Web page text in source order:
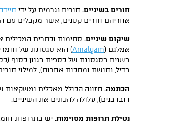
חורים בשיניים. חורים נגרמים על ידי
אחריהם חורים קטנים, אשר מקבלים עם
שיקום שיניים. סתימות וכתרים המכילים
אמלגם (Amalgam) הוא סגסוגת של
בדיל, נחושת ומתכות אחרות), למילוי
הכתמה. תזונה הכולל מאכלים
דובדבנים), עלולה להכתים את השיניים.
נטילת תרופות מסוימות. יש בתרופות